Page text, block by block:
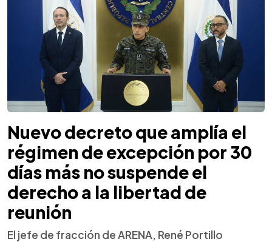
Nuevo decreto que amplía el
régimen de excepción por 30
días más no suspende el
derecho a la libertad de
reunión
El jefe de fracción de ARENA, René Portillo